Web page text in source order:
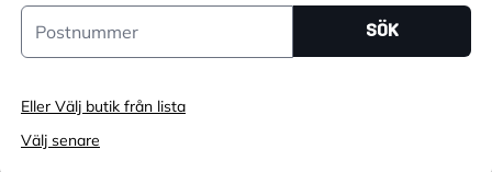
Postnummer
SÖK
Eller Välj butik från lista
Välj senare
WC-Beslag med Indikator
50 mm Beslagsboden